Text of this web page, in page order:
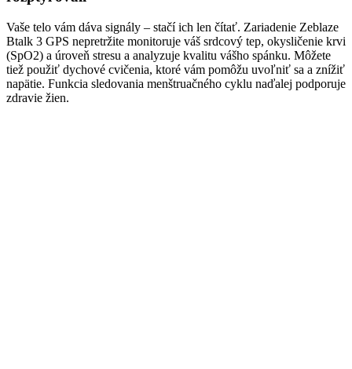
Vaše telo vám dáva signály – stačí ich len čítať. Zariadenie Zeblaze
Btalk 3 GPS nepretržite monitoruje váš srdcový tep, okysličenie krvi
(SpO2) a úroveň stresu a analyzuje kvalitu vášho spánku. Môžete
tiež použiť dychové cvičenia, ktoré vám pomôžu uvoľniť sa a znížiť
napätie. Funkcia sledovania menštruačného cyklu naďalej podporuje
zdravie žien.